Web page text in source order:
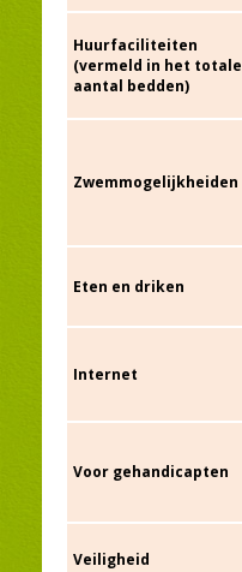
Huurfaciliteiten
(vermeld in het totale
aantal bedden)
Zwemmogelijkheiden
Eten en driken
Internet
Voor gehandicapten
Veiligheid